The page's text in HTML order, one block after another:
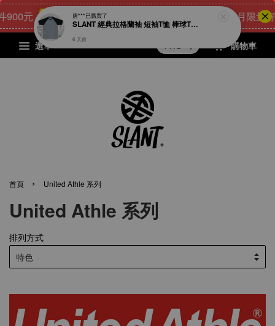
元 點我 立即購 25 天 [8月限量好禮
選單 購物車
首頁 › United Athle 系列
United Athle 系列
排列方式